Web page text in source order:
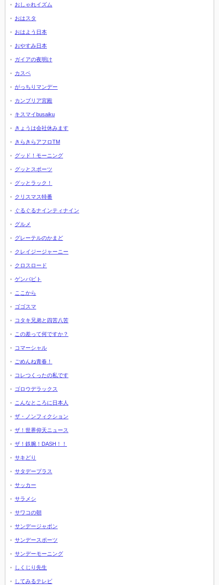
おしゃれイズム
おはスタ
おはよう日本
おやすみ日本
ガイアの夜明け
カスペ
がっちりマンデー
カンブリア宮殿
キスマイbusaiku
きょうは会社休みます
きらきらアフロTM
グッド！モーニング
グッとスポーツ
グッとラック！
クリスマス特番
ぐるぐるナインティナイン
グルメ
グレーテルのかまど
クレイジージャーニー
クロスロード
ゲンバビト
ここから
ゴゴスマ
コタキ兄弟と四苦八苦
この差って何ですか？
コマーシャル
ごめんね青春！
コレつくったの私です
ゴロウデラックス
こんなところに日本人
ザ・ノンフィクション
ザ！世界仰天ニュース
ザ！鉄腕！DASH！！
サキどり
サタデープラス
サッカー
サラメシ
サワコの朝
サンデージャポン
サンデースポーツ
サンデーモーニング
しくじり先生
してみるテレビ